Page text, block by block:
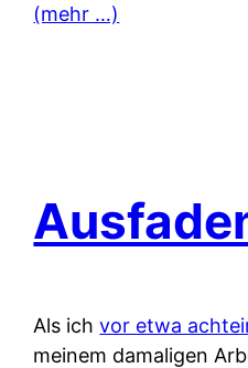
(mehr …)
Als ichvor etwa
meinem damaligen